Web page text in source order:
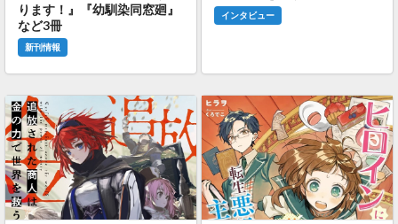
ります！』『幼馴染同窓廻』
など3冊
新刊情報
インタビュー